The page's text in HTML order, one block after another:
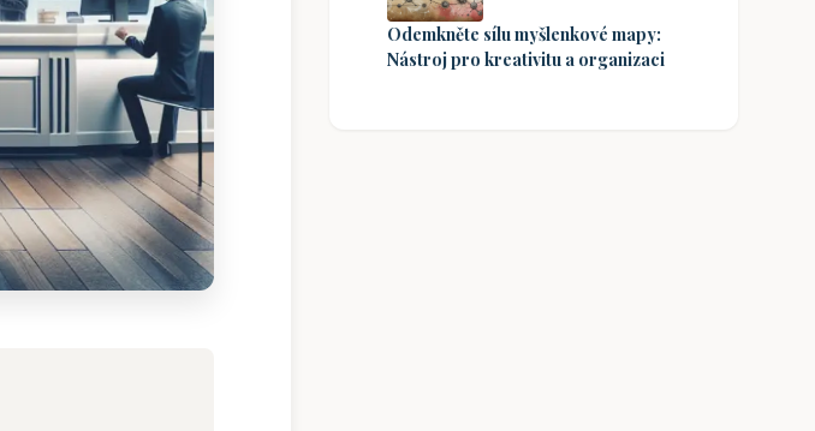
Odemkněte sílu myšlenkové mapy:
Nástroj pro kreativitu a organizaci